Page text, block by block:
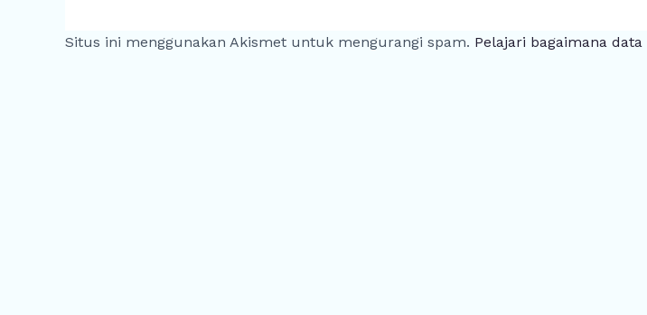
Situs ini menggunakan Akismet untuk mengurangi spam. Pelajari bagaimana